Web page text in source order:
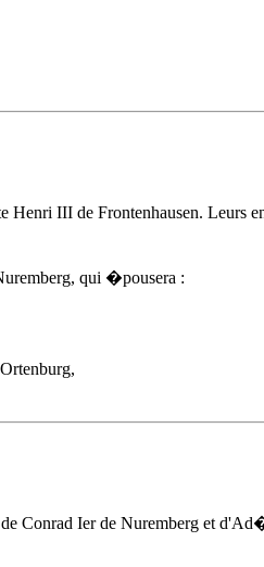
Henri III de Frontenhausen. Leurs
qui �pousera :
Conrad Ier de Nuremberg et d'